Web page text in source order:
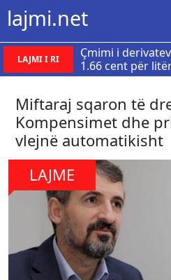
lajmi.net
LAJMI I RI
Çmimi i
1.66 cent për
Miftaraj sqaron të
Kompensimet dhe
vlejnë automatikisht
LAJME